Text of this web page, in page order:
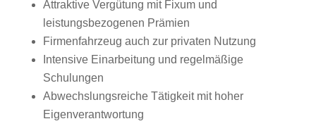
Attraktive Vergütung mit Fixum und
leistungsbezogenen Prämien
Firmenfahrzeug auch zur privaten Nutzung
Intensive Einarbeitung und regelmäßige
Schulungen
Abwechslungsreiche Tätigkeit mit hoher
Eigenverantwortung